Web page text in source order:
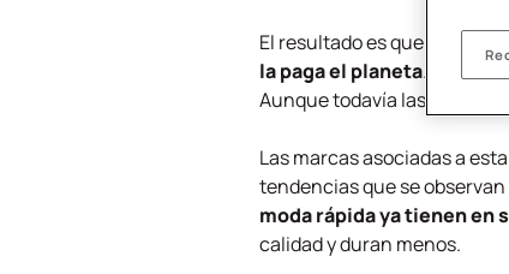
El resultado es que las
la paga el planeta. Porque
Aunque todavía las prendas
Las marcas asociadas a
tendencias que se observan
moda rápidaya tienen en
calidad y duran menos.